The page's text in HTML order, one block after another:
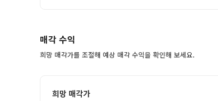
매각 수익
희망 매각가를 조절해 예상 매각 수익을 확인해 보세요.
희망 매각가